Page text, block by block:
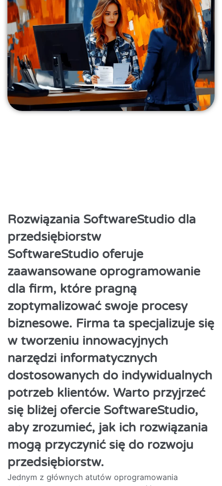
Rozwiązania SoftwareStudio dla
przedsiębiorstw
SoftwareStudio oferuje
zaawansowane oprogramowanie
dla firm, które pragną
zoptymalizować swoje procesy
biznesowe. Firma ta specjalizuje się
w tworzeniu innowacyjnych
narzędzi informatycznych
dostosowanych do indywidualnych
potrzeb klientów. Warto przyjrzeć
się bliżej ofercie SoftwareStudio,
aby zrozumieć, jak ich rozwiązania
mogą przyczynić się do rozwoju
przedsiębiorstw.
Jednym z głównych atutów oprogramowania